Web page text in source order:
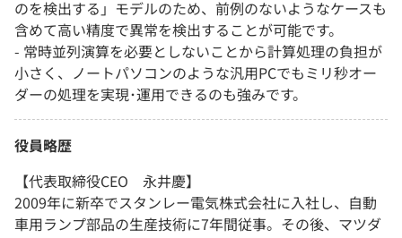
のを検出する」モデルのため、前例のないようなケースも
含めて高い精度で異常を検出することが可能です。
- 常時並列演算を必要としないことから計算処理の負担が
小さく、ノートパソコンのような汎用PCでもミリ秒オー
ダーの処理を実現･運用できるのも強みです。
役員略歴
【代表取締役CEO 永井慶】
2009年に新卒でスタンレー電気株式会社に入社し、自動
車用ランプ部品の生産技術に7年間従事。その後、マツダ